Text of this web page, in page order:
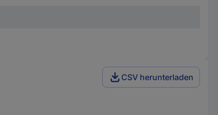
CSV herunterladen